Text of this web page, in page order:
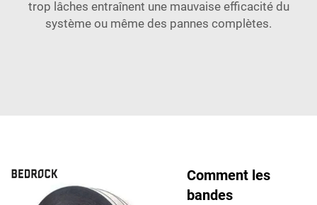
trop lâches entraînent une mauvaise efficacité du
système ou même des pannes complètes.
Comment les
bandes